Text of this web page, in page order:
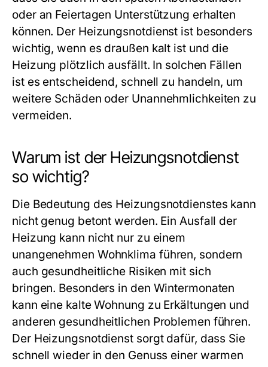
oder an Feiertagen Unterstützung erhalten
können. Der Heizungsnotdienst ist besonders
wichtig, wenn es draußen kalt ist und die
Heizung plötzlich ausfällt. In solchen Fällen
ist es entscheidend, schnell zu handeln, um
weitere Schäden oder Unannehmlichkeiten zu
vermeiden.
Warum ist der Heizungsnotdienst
so wichtig?
Die Bedeutung des Heizungsnotdienstes kann
nicht genug betont werden. Ein Ausfall der
Heizung kann nicht nur zu einem
unangenehmen Wohnklima führen, sondern
auch gesundheitliche Risiken mit sich
bringen. Besonders in den Wintermonaten
kann eine kalte Wohnung zu Erkältungen und
anderen gesundheitlichen Problemen führen.
Der Heizungsnotdienst sorgt dafür, dass Sie
schnell wieder in den Genuss einer warmen